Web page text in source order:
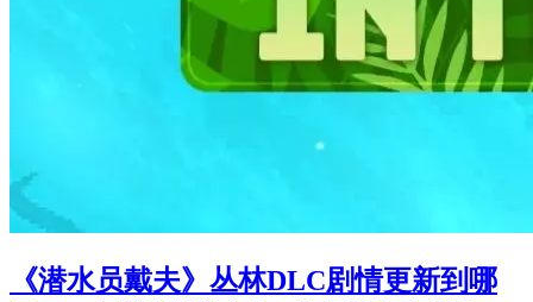
《潜水员戴夫》丛林DLC剧情更新到哪